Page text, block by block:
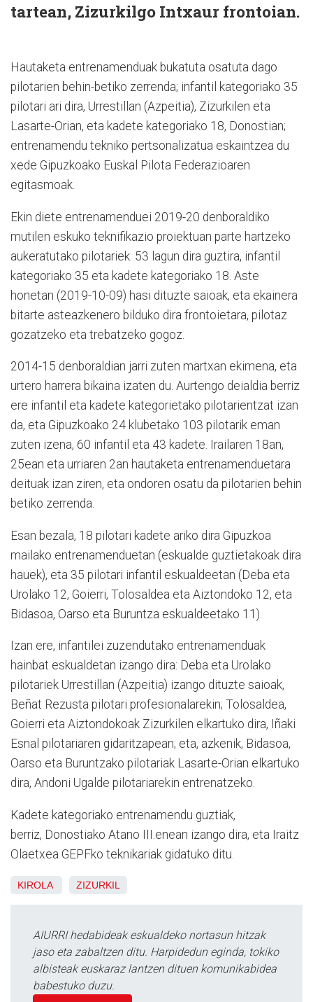
tartean, Zizurkilgo Intxaur frontoian.
Hautaketa entrenamenduak bukatuta osatuta dago
pilotarien behin-betiko zerrenda; infantil kategoriako 35
pilotari ari dira, Urrestillan (Azpeitia), Zizurkilen eta
Lasarte-Orian, eta kadete kategoriako 18, Donostian;
entrenamendu tekniko pertsonalizatua eskaintzea du
xede Gipuzkoako Euskal Pilota Federazioaren
egitasmoak.
Ekin diete entrenamenduei 2019-20 denboraldiko
mutilen eskuko teknifikazio proiektuan parte hartzeko
aukeratutako pilotariek. 53 lagun dira guztira, infantil
kategoriako 35 eta kadete kategoriako 18. Aste
honetan (2019-10-09) hasi dituzte saioak, eta ekainera
bitarte asteazkenero bilduko dira frontoietara, pilotaz
gozatzeko eta trebatzeko gogoz.
2014-15 denboraldian jarri zuten martxan ekimena, eta
urtero harrera bikaina izaten du. Aurtengo deialdia berriz
ere infantil eta kadete kategorietako pilotarientzat izan
da, eta Gipuzkoako 24 klubetako 103 pilotarik eman
zuten izena, 60 infantil eta 43 kadete. Irailaren 18an,
25ean eta urriaren 2an hautaketa entrenamenduetara
deituak izan ziren, eta ondoren osatu da pilotarien behin
betiko zerrenda.
Esan bezala, 18 pilotari kadete ariko dira Gipuzkoa
mailako entrenamenduetan (eskualde guztietakoak dira
hauek), eta 35 pilotari infantil eskualdeetan (Deba eta
Urolako 12, Goierri, Tolosaldea eta Aiztondoko 12, eta
Bidasoa, Oarso eta Buruntza eskualdeetako 11).
Izan ere, infantilei zuzendutako entrenamenduak
hainbat eskualdetan izango dira: Deba eta Urolako
pilotariek Urrestillan (Azpeitia) izango dituzte saioak,
Beñat Rezusta pilotari profesionalarekin; Tolosaldea,
Goierri eta Aiztondokoak Zizurkilen elkartuko dira, Iñaki
Esnal pilotariaren gidaritzapean; eta, azkenik, Bidasoa,
Oarso eta Buruntzako pilotariak Lasarte-Orian elkartuko
dira, Andoni Ugalde pilotariarekin entrenatzeko.
Kadete kategoriako entrenamendu guztiak,
berriz, Donostiako Atano III.enean izango dira, eta Iraitz
Olaetxea GEPFko teknikariak gidatuko ditu.
KIROLA ZIZURKIL
AIURRI hedabideak eskualdeko nortasun hitzak
jaso eta zabaltzen ditu. Harpidedun eginda, tokiko
albisteak euskaraz lantzen dituen komunikabidea
babestuko duzu.